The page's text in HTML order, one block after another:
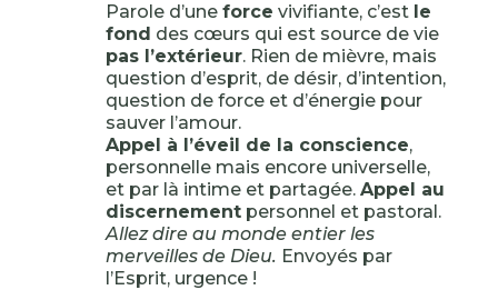
Parole d’une force vivifiante, c’est le
fond des cœurs qui est source de vie
pas l’extérieur. Rien de mièvre, mais
question d’esprit, de désir, d’intention,
question de force et d’énergie pour
sauver l’amour.
Appel à l’éveil de la conscience,
personnelle mais encore universelle,
et par là intime et partagée. Appel au
discernementpersonnel et pastoral.
Allez dire au monde entier les
merveilles de Dieu. Envoyés par
l’Esprit, urgence !